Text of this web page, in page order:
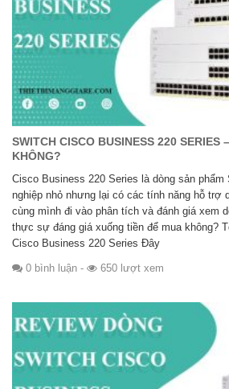
SWITCH CISCO BUSINESS 220 SERIES
KHÔNG?
Cisco Business 220 Series là dòng sản phẩm
nghiệp nhỏ nhưng lại có các tính năng hỗ trợ
cùng mình đi vào phân tích và đánh giá xem
thực sự đáng giá xuống tiền để mua không?
Cisco Business 220 Series Đây
0 bình luận - 650 lượt xem